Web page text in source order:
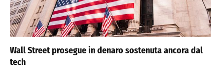
Wall Street prosegue in denaro sostenuta ancora dal
tech